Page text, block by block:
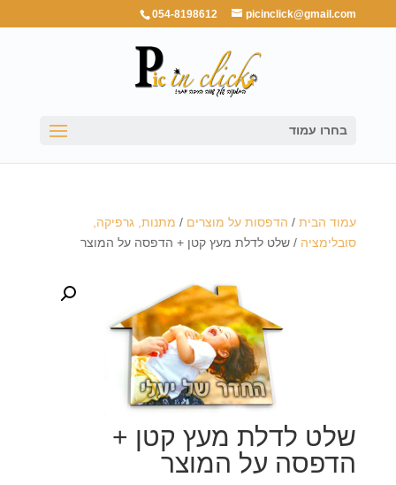
054-8198612 picinclick@gmail.com
בחרו עמוד
עמוד הבית/ הדפסות על מוצרים / מתנות, גרפיקה,
סובלימציה / שלט לדלת מעץ קטן + הדפסה על המוצר
שלט לדלת מעץ קטן +
הדפסה על המוצר